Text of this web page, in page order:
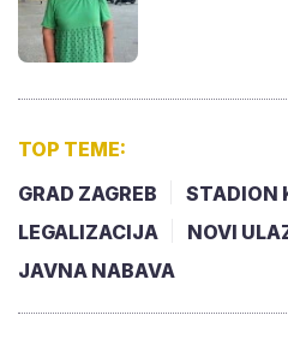
TOP TEME:
GRAD ZAGREB
STADION
LEGALIZACIJA
NOVI
JAVNA NABAVA